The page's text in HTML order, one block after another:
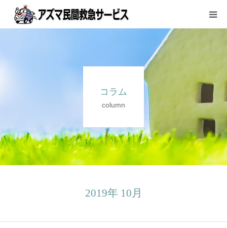
コラム
column
2019年 10月
お問い合わせ